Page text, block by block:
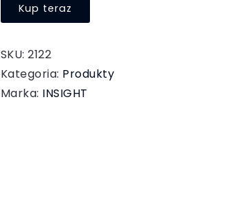
Kup teraz
SKU:2122
Kategoria: Produkty
Marka: INSIGHT